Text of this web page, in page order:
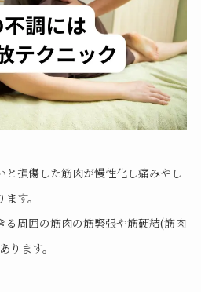
と損傷した筋肉が慢性化し痛みやし
す。
る周囲の筋肉の筋緊張や筋硬結(筋肉
ります。